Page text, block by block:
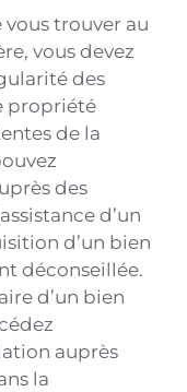
vous trouver au
vous devez
des
propriété
de la
des
d’un
d’un bien
déconseillée.
d’un bien
auprès
la